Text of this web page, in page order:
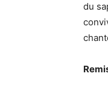
du